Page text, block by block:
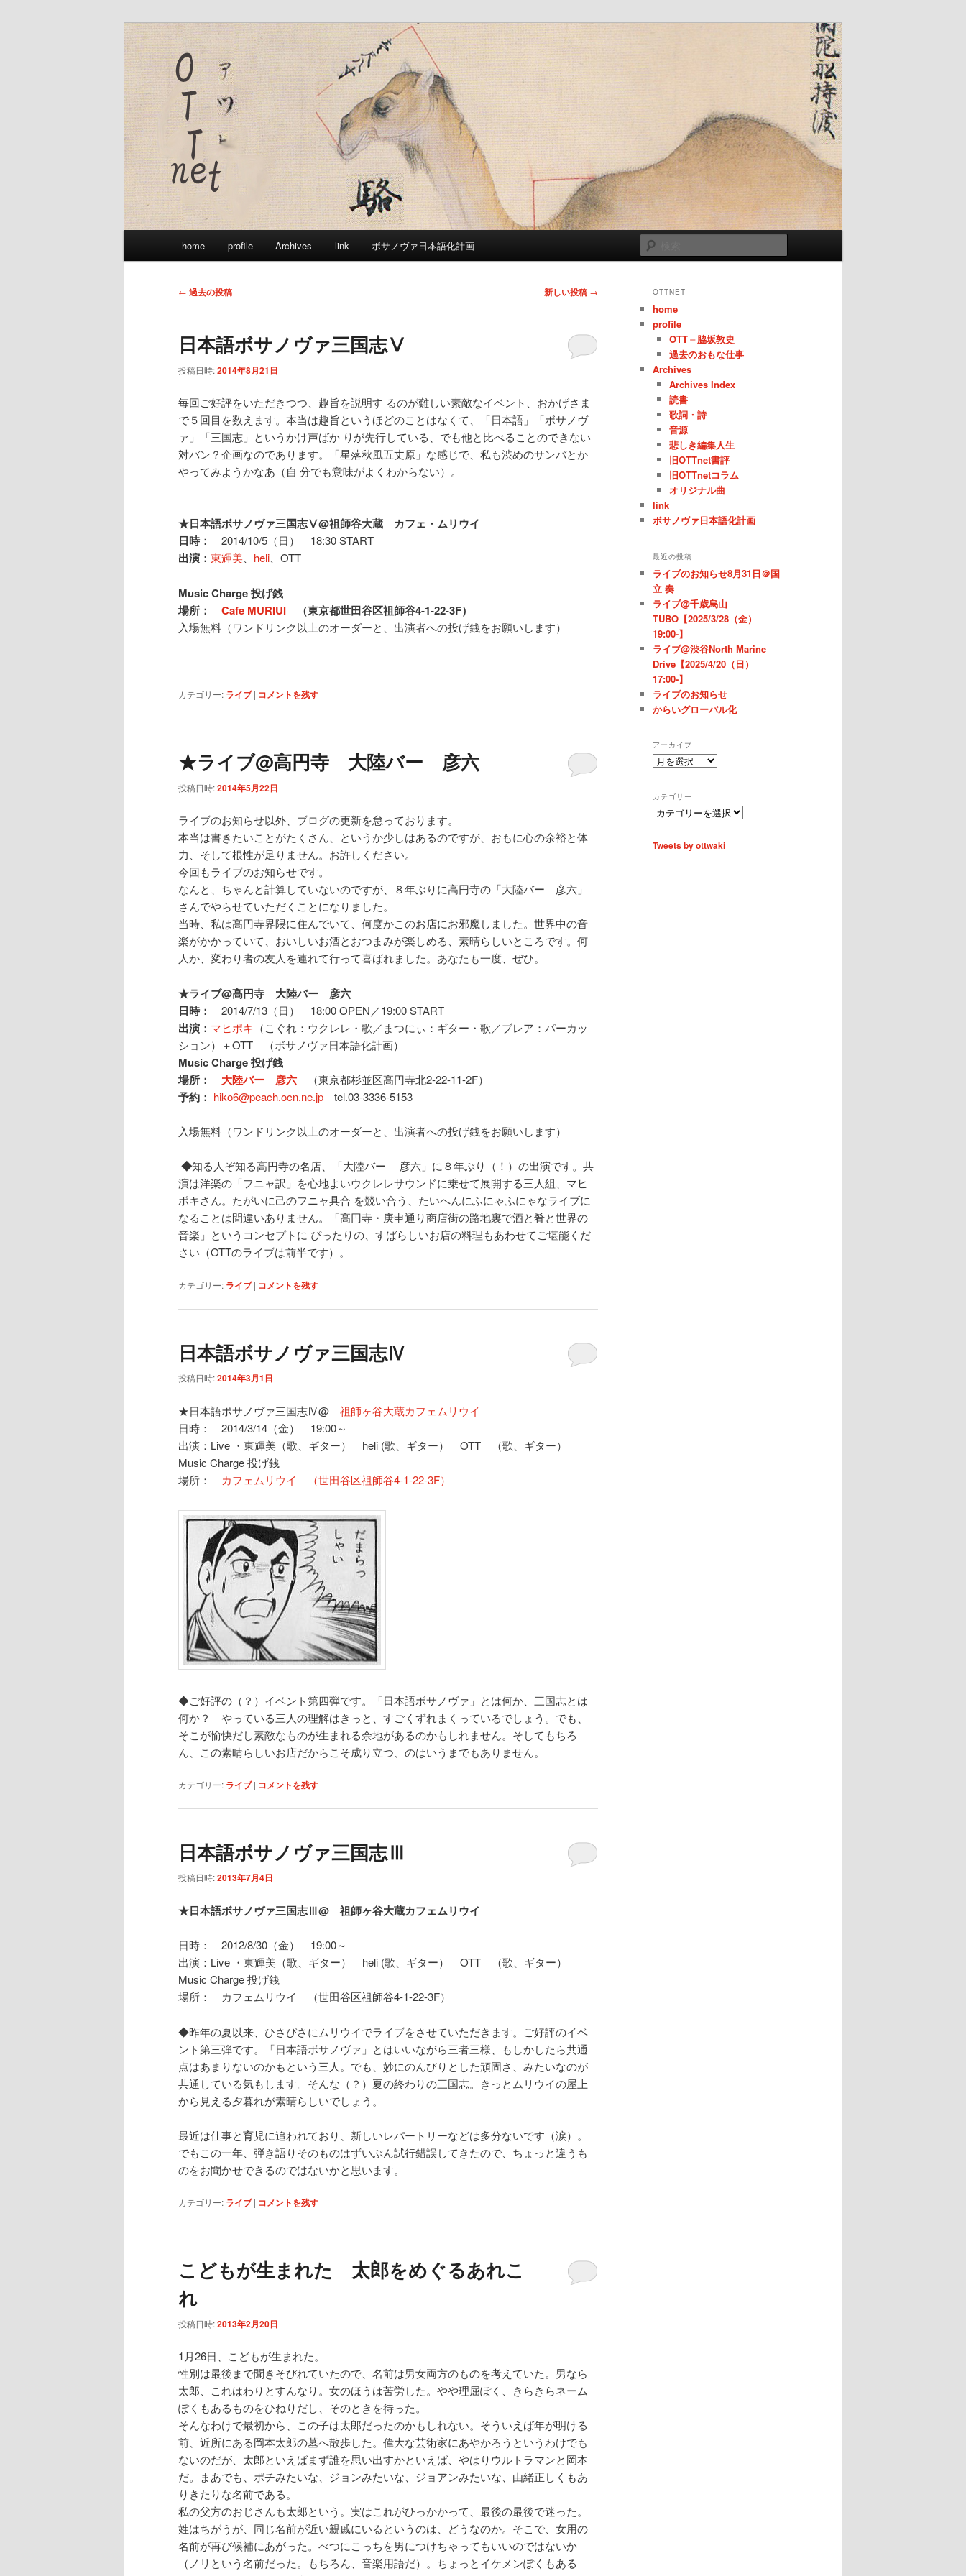
OTTnet
脇坂敦史（OTT）のウェブページです
索
home profile Archives link ボサノヴァ日本語化計画
投
ビ
ー
シ
ョ
ン
← 過去の投稿 新しい投稿 →
日本語ボサノヴァ三国志Ⅴ
投稿日時:2014年8月21日
毎回ご好評をいただきつつ、趣旨を説明す るのが難しい素敵なイベント、おかげさま
で５回目を数えます。本当は趣旨というほどのことはなくて、「日本語」「ボサノヴ
ァ」「三国志」というかけ声ばか りが先行している、でも他と比べることのできない
対バン？企画なのであります。「星落秋風五丈原」な感じで、私も渋めのサンバとか
やってみようかなあ（自 分でも意味がよくわからない）。
★日本語ボサノヴァ三国志Ⅴ@祖師谷大蔵 カフェ・ムリウイ
日時：
2014/10/5（日） 18:30 START
出演： 東輝美、 heli、OTT
Music Charge投げ銭
場所： Cafe MURIUI （東京都世田谷区祖師谷4-1-22-3F）
入場無料（ワンドリンク以上のオーダーと、出演者への投げ銭をお願いします）
カテゴリー: ライブ | コメントを残す
★ライブ@高円寺 大陸バー 彦六
投稿日時:2014年5月22日
ライブのお知らせ以外、ブログの更新を怠っております。
本当は書きたいことがたくさん、というか少しはあるのですが、おもに心の余裕と体
力、そして根性が足りません。お許しください。
今回もライブのお知らせです。
なんと、ちゃんと計算していないのですが、８年ぶりに高円寺の「大陸バー 彦六」
さんでやらせていただくことになりました。
当時、私は高円寺界隈に住んでいて、何度かこのお店にお邪魔しました。世界中の音
楽がかかっていて、おいしいお酒とおつまみが楽しめる、素晴らしいところです。何
人か、変わり者の友人を連れて行って喜ばれました。あなたも一度、ぜひ。
★ライブ@高円寺 大陸バー 彦六
日時：
2014/7/13（日） 18:00 OPEN／19:00 START
出演： マヒポキ （こぐれ：ウクレレ・歌／まつにぃ：ギター・歌／ブレア：パーカッ
ション）＋OTT （ボサノヴァ日本語化計画）
Music Charge投げ銭
場所： 大陸バー 彦六 （東京都杉並区高円寺北2-22-11-2F）
予約： hiko6@peach.ocn.ne.jp tel.03-3336-5153
入場無料（ワンドリンク以上のオーダーと、出演者への投げ銭をお願いします）
◆知る人ぞ知る高円寺の名店、「大陸バー 彦六」に８年ぶり（！）の出演です。共
演は洋楽の「フニャ訳」を心地よいウクレレサウンドに乗せて展開する三人組、マヒ
ポキさん。たがいに己のフニャ具合 を競い合う、たいへんにふにゃふにゃなライブに
なることは間違いありません。「高円寺・庚申通り商店街の路地裏で酒と肴と世界の
音楽」というコンセプトに ぴったりの、すばらしいお店の料理もあわせてご堪能くだ
さい（OTTのライブは前半です）。
カテゴリー: ライブ | コメントを残す
日本語ボサノヴァ三国志Ⅳ
投稿日時:2014年3月1日
★日本語ボサノヴァ三国志Ⅳ@ 祖師ヶ谷大蔵カフェムリウイ
日時： 2014/3/14（金） 19:00～
出演：Live ・東輝美（歌、ギター） heli (歌、ギター） OTT （歌、ギター）
Music Charge 投げ銭
場所： カフェムリウイ （世田谷区祖師谷4-1-22-3F）
◆ご好評の（？）イベント第四弾です。「日本語ボサノヴァ」とは何か、三国志とは
何か？ やっている三人の理解はきっと、すごくずれまくっているでしょう。でも、
そこが愉快だし素敵なものが生まれる余地があるのかもしれません。そしてもちろ
ん、この素晴らしいお店だからこそ成り立つ、のはいうまでもありません。
カテゴリー: ライブ | コメントを残す
日本語ボサノヴァ三国志Ⅲ
投稿日時:2013年7月4日
★日本語ボサノヴァ三国志Ⅲ@ 祖師ヶ谷大蔵カフェムリウイ
日時： 2012/8/30（金） 19:00～
出演：Live ・東輝美（歌、ギター） heli (歌、ギター） OTT （歌、ギター）
Music Charge 投げ銭
場所： カフェムリウイ （世田谷区祖師谷4-1-22-3F）
◆昨年の夏以来、ひさびさにムリウイでライブをさせていただきます。ご好評のイベ
ント第三弾です。「日本語ボサノヴァ」とはいいながら三者三様、もしかしたら共通
点はあまりないのかもという三人。でも、妙にのんびりとした頑固さ、みたいなのが
共通している気もします。そんな（？）夏の終わりの三国志。きっとムリウイの屋上
から見える夕暮れが素晴らしいでしょう。
最近は仕事と育児に追われており、新しいレパートリーなどは多分ないです（涙）。
でもこの一年、弾き語りそのものはずいぶん試行錯誤してきたので、ちょっと違うも
のをお聞かせできるのではないかと思います。
カテゴリー: ライブ | コメントを残す
こどもが生まれた 太郎をめぐるあれこ
れ
投稿日時:2013年2月20日
1月26日、こどもが生まれた。
性別は最後まで聞きそびれていたので、名前は男女両方のものを考えていた。男なら
太郎、これはわりとすんなり。女のほうは苦労した。やや理屈ぽく、きらきらネーム
ぽくもあるものをひねりだし、そのときを待った。
そんなわけで最初から、この子は太郎だったのかもしれない。そういえば年が明ける
前、近所にある岡本太郎の墓へ散歩した。偉大な芸術家にあやかろうというわけでも
ないのだが、太郎といえばまず誰を思い出すかといえば、やはりウルトラマンと岡本
だ。まあでも、ポチみたいな、ジョンみたいな、ジョアンみたいな、由緒正しくもあ
りきたりな名前である。
私の父方のおじさんも太郎という。実はこれがひっかかって、最後の最後で迷った。
姓はちがうが、同じ名前が近い親戚にいるというのは、どうなのか。そこで、女用の
名前が再び候補にあがった。べつにこっちを男につけちゃってもいいのではないか
（ノリという名前だった。もちろん、音楽用語だ）。ちょっとイケメンぽくもある
OTTNET
home
profile
OTT＝脇坂敦史
過去のおもな仕事
Archives
Archives Index
読書
歌詞・詩
音源
悲しき編集人生
旧OTTnet書評
旧OTTnetコラム
オリジナル曲
link
ボサノヴァ日本語化計画
最近の投稿
ライブのお知らせ8月31日＠国
立 奏
ライブ@千歳烏山
TUBO【2025/3/28（金）
19:00-】
ライブ@渋谷North Marine
Drive【2025/4/20（日）
17:00-】
ライブのお知らせ
からいグローバル化
アーカイブ
ア
イ
ブ
カテゴリー
カ
リ
Tweets by ottwaki